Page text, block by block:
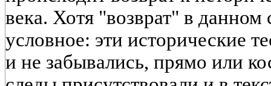
века. Хотя "возврат" в данном
условное: эти исторические
и не забывались, прямо или